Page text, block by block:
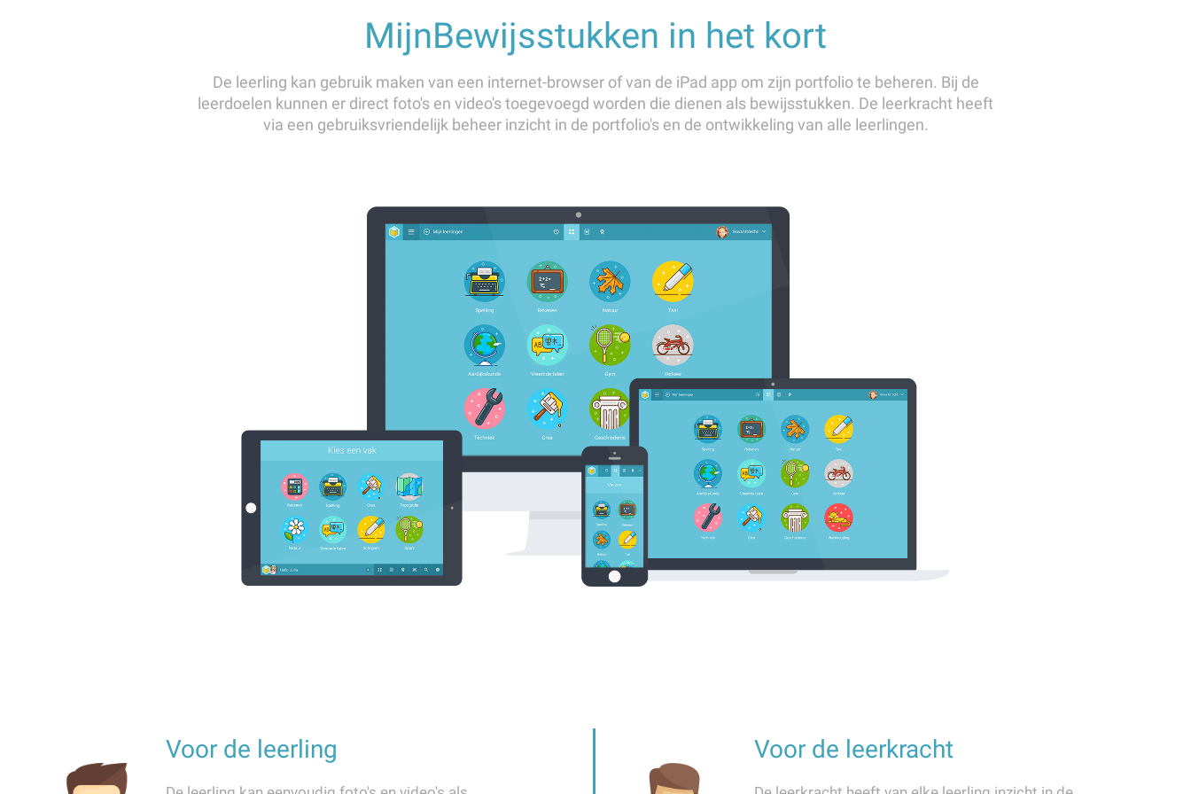
MijnBewijsstukken in het kort
De leerling kan gebruik maken van een internet-browser of van de iPad app om zijn portfolio te beheren. Bij de
leerdoelen kunnen er direct foto's en video's toegevoegd worden die dienen als bewijsstukken. De leerkracht heeft
via een gebruiksvriendelijk beheer inzicht in de portfolio's en de ontwikkeling van alle leerlingen.
Voor de leerling Voor de leerkracht